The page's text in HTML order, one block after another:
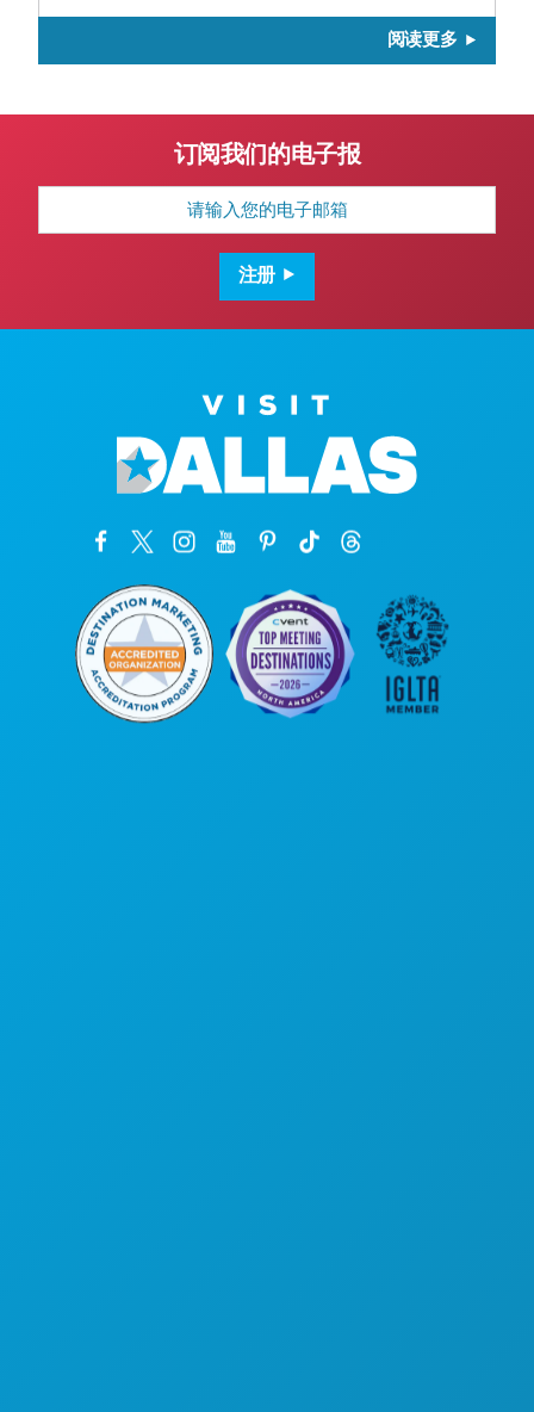
阅读更多
订阅我们的电子报
电
邮
注册